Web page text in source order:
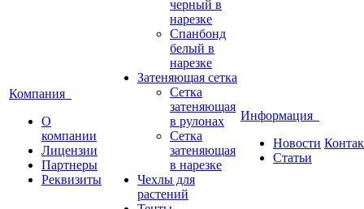
Компания
О
компании
Лицензии
Партнеры
Реквизиты
черный в
нарезке
Спанбонд
белый в
нарезке
Затеняющая сетка
Сетка
затеняющая
в рулонах
Сетка
затеняющая
в нарезке
Чехлы для
растений
Информация
Новости
Статьи